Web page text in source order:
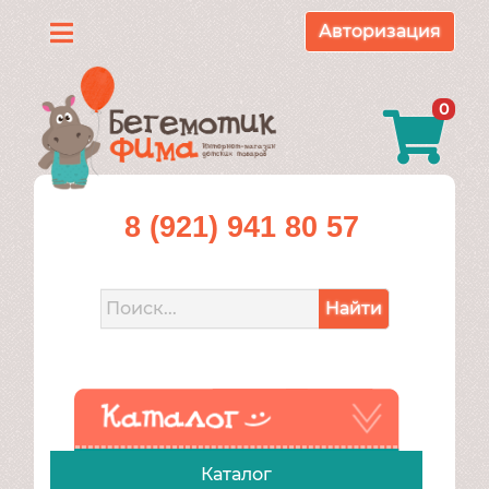
Каталог
О
нас
Доставка
Контакты
Авторизация
0
8 (921) 941 80 57
Найти
Каталог